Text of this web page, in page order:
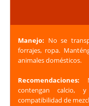
Manejo: No se
forrajes, ropa.
animales domésticos.
Recomendaciones:
contengan calcio,
compatibilidad de